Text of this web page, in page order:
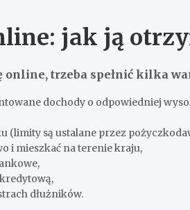
jak ją
online, trzeba spełnić kilka
dochody o odpowiedniej
(limity są ustalane przez
i mieszkać na terenie kraju,
dłużników.